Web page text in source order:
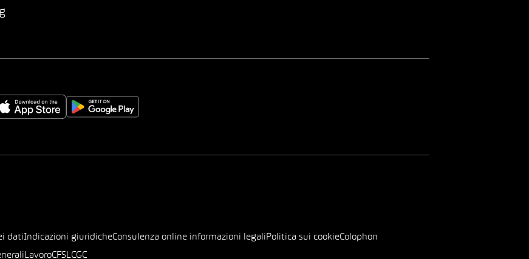
datiIndicazioni giuridicheConsulenza online informazioni legali Politica sui cookieColophon
LavoroCFSLCGC